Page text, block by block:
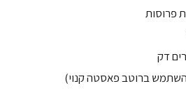
פרוסות
ברוטב פאסטה קנוי)